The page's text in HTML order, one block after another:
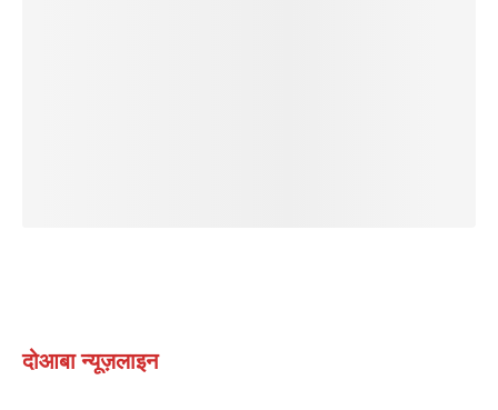
दोआबा न्यूज़लाइन